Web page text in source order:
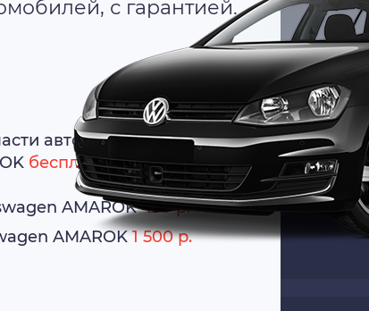
с гарантией.
авто
бесплатно
AMAROK499 р.
AMAROK1 500 р.